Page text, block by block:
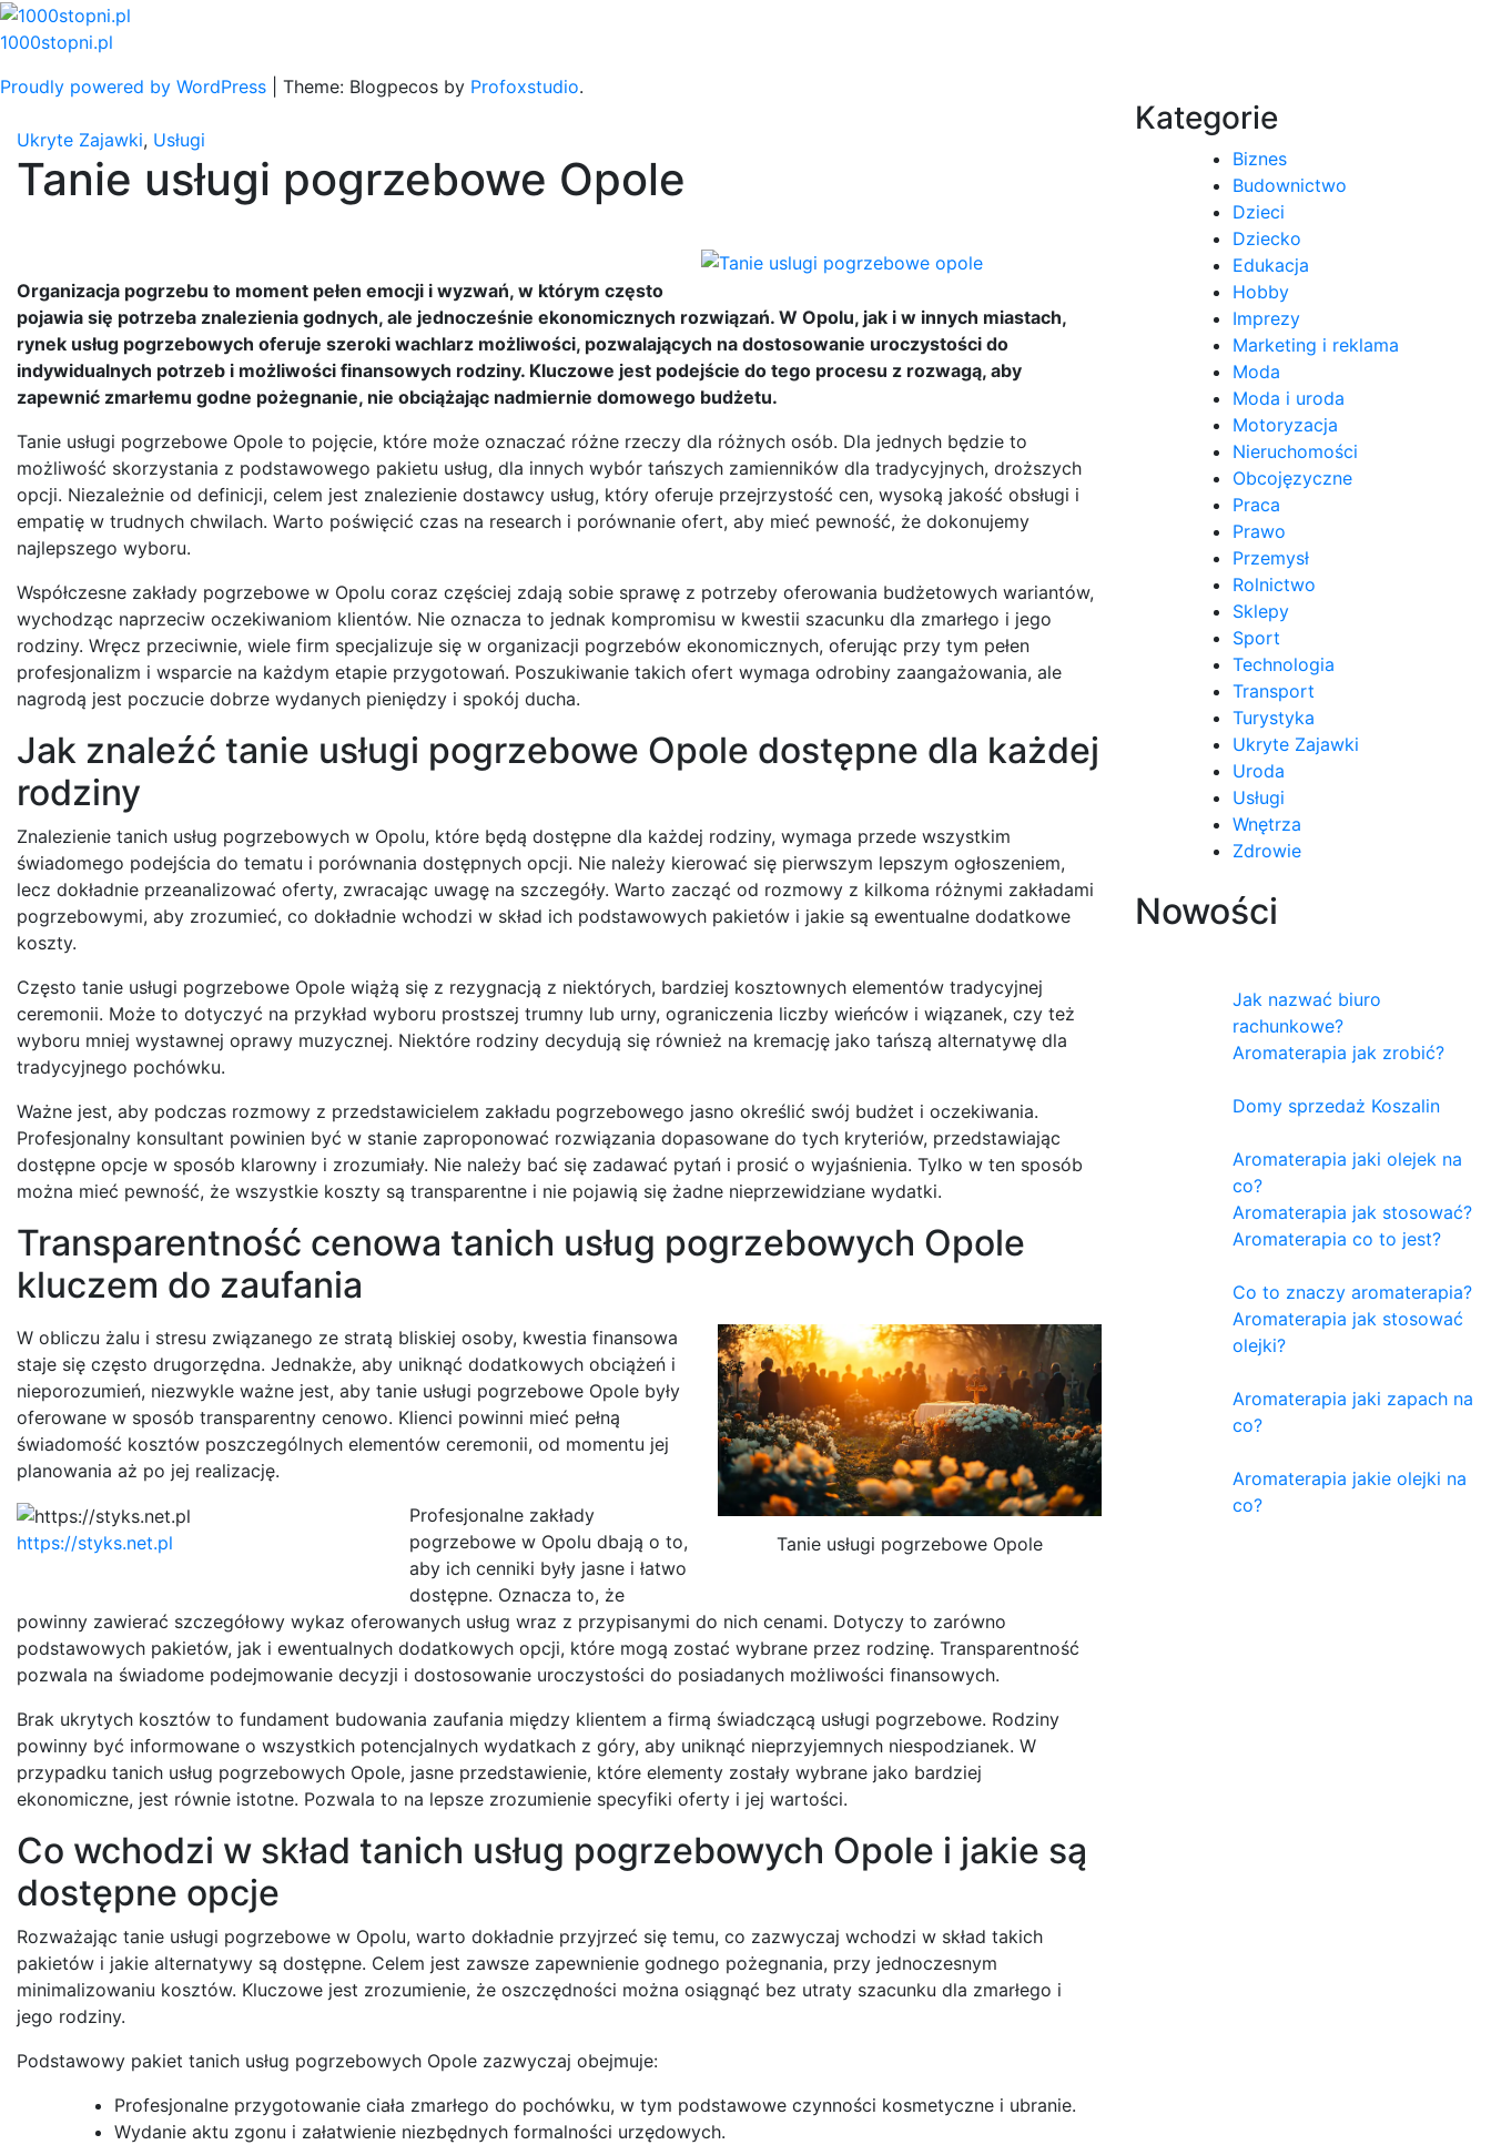
Skip
to
1000stopni.pl
Proudly powered by WordPress
Theme: Blogpecos by Profoxstudio.
Ukryte Zajawki, Usługi
Tanie usługi pogrzebowe Opole
Organizacja pogrzebu to moment pełen emocji i wyzwań, w którym często
pojawia się potrzeba znalezienia godnych, ale jednocześnie ekonomicznych rozwiązań. W Opolu, jak i w innych miastach,
rynek usług pogrzebowych oferuje szeroki wachlarz możliwości, pozwalających na dostosowanie uroczystości do
indywidualnych potrzeb i możliwości finansowych rodziny. Kluczowe jest podejście do tego procesu z rozwagą, aby
zapewnić zmarłemu godne pożegnanie, nie obciążając nadmiernie domowego budżetu.
Tanie usługi pogrzebowe Opole to pojęcie, które może oznaczać różne rzeczy dla różnych osób. Dla jednych będzie to
możliwość skorzystania z podstawowego pakietu usług, dla innych wybór tańszych zamienników dla tradycyjnych, droższych
opcji. Niezależnie od definicji, celem jest znalezienie dostawcy usług, który oferuje przejrzystość cen, wysoką jakość obsługi i
empatię w trudnych chwilach. Warto poświęcić czas na research i porównanie ofert, aby mieć pewność, że dokonujemy
najlepszego wyboru.
Współczesne zakłady pogrzebowe w Opolu coraz częściej zdają sobie sprawę z potrzeby oferowania budżetowych wariantów,
wychodząc naprzeciw oczekiwaniom klientów. Nie oznacza to jednak kompromisu w kwestii szacunku dla zmarłego i jego
rodziny. Wręcz przeciwnie, wiele firm specjalizuje się w organizacji pogrzebów ekonomicznych, oferując przy tym pełen
profesjonalizm i wsparcie na każdym etapie przygotowań. Poszukiwanie takich ofert wymaga odrobiny zaangażowania, ale
nagrodą jest poczucie dobrze wydanych pieniędzy i spokój ducha.
Jak znaleźć tanie usługi pogrzebowe Opole dostępne dla każdej
rodziny
Znalezienie tanich usług pogrzebowych w Opolu, które będą dostępne dla każdej rodziny, wymaga przede wszystkim
świadomego podejścia do tematu i porównania dostępnych opcji. Nie należy kierować się pierwszym lepszym ogłoszeniem,
lecz dokładnie przeanalizować oferty, zwracając uwagę na szczegóły. Warto zacząć od rozmowy z kilkoma różnymi zakładami
pogrzebowymi, aby zrozumieć, co dokładnie wchodzi w skład ich podstawowych pakietów i jakie są ewentualne dodatkowe
koszty.
Często tanie usługi pogrzebowe Opole wiążą się z rezygnacją z niektórych, bardziej kosztownych elementów tradycyjnej
ceremonii. Może to dotyczyć na przykład wyboru prostszej trumny lub urny, ograniczenia liczby wieńców i wiązanek, czy też
wyboru mniej wystawnej oprawy muzycznej. Niektóre rodziny decydują się również na kremację jako tańszą alternatywę dla
tradycyjnego pochówku.
Ważne jest, aby podczas rozmowy z przedstawicielem zakładu pogrzebowego jasno określić swój budżet i oczekiwania.
Profesjonalny konsultant powinien być w stanie zaproponować rozwiązania dopasowane do tych kryteriów, przedstawiając
dostępne opcje w sposób klarowny i zrozumiały. Nie należy bać się zadawać pytań i prosić o wyjaśnienia. Tylko w ten sposób
można mieć pewność, że wszystkie koszty są transparentne i nie pojawią się żadne nieprzewidziane wydatki.
Transparentność cenowa tanich usług pogrzebowych Opole
kluczem do zaufania
Tanie usługi pogrzebowe Opole
W obliczu żalu i stresu związanego ze stratą bliskiej osoby, kwestia finansowa
staje się często drugorzędna. Jednakże, aby uniknąć dodatkowych obciążeń i
nieporozumień, niezwykle ważne jest, aby tanie usługi pogrzebowe Opole były
oferowane w sposób transparentny cenowo. Klienci powinni mieć pełną
świadomość kosztów poszczególnych elementów ceremonii, od momentu jej
planowania aż po jej realizację.
https://styks.net.pl
Profesjonalne zakłady
pogrzebowe w Opolu dbają o to,
aby ich cenniki były jasne i łatwo
dostępne. Oznacza to, że
powinny zawierać szczegółowy wykaz oferowanych usług wraz z przypisanymi do nich cenami. Dotyczy to zarówno
podstawowych pakietów, jak i ewentualnych dodatkowych opcji, które mogą zostać wybrane przez rodzinę. Transparentność
pozwala na świadome podejmowanie decyzji i dostosowanie uroczystości do posiadanych możliwości finansowych.
Brak ukrytych kosztów to fundament budowania zaufania między klientem a firmą świadczącą usługi pogrzebowe. Rodziny
powinny być informowane o wszystkich potencjalnych wydatkach z góry, aby uniknąć nieprzyjemnych niespodzianek. W
przypadku tanich usług pogrzebowych Opole, jasne przedstawienie, które elementy zostały wybrane jako bardziej
ekonomiczne, jest równie istotne. Pozwala to na lepsze zrozumienie specyfiki oferty i jej wartości.
Co wchodzi w skład tanich usług pogrzebowych Opole i jakie są
dostępne opcje
Rozważając tanie usługi pogrzebowe w Opolu, warto dokładnie przyjrzeć się temu, co zazwyczaj wchodzi w skład takich
pakietów i jakie alternatywy są dostępne. Celem jest zawsze zapewnienie godnego pożegnania, przy jednoczesnym
minimalizowaniu kosztów. Kluczowe jest zrozumienie, że oszczędności można osiągnąć bez utraty szacunku dla zmarłego i
jego rodziny.
Podstawowy pakiet tanich usług pogrzebowych Opole zazwyczaj obejmuje:
Profesjonalne przygotowanie ciała zmarłego do pochówku, w tym podstawowe czynności kosmetyczne i ubranie.
Wydanie aktu zgonu i załatwienie niezbędnych formalności urzędowych.
Kategorie
Biznes
Budownictwo
Dzieci
Dziecko
Edukacja
Hobby
Imprezy
Marketing i reklama
Moda
Moda i uroda
Motoryzacja
Nieruchomości
Obcojęzyczne
Praca
Prawo
Przemysł
Rolnictwo
Sklepy
Sport
Technologia
Transport
Turystyka
Ukryte Zajawki
Uroda
Usługi
Wnętrza
Zdrowie
Nowości
Jak nazwać biuro
rachunkowe?
Aromaterapia jak zrobić?
Domy sprzedaż Koszalin
Aromaterapia jaki olejek na
co?
Aromaterapia jak stosować?
Aromaterapia co to jest?
Co to znaczy aromaterapia?
Aromaterapia jak stosować
olejki?
Aromaterapia jaki zapach na
co?
Aromaterapia jakie olejki na
co?